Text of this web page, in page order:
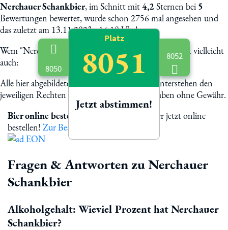
Nerchauer Schankbier, im Schnitt mit4,2Sternen bei 5
Bewertungen bewertet, wurde schon 2756 mal angesehen und
das zuletzt am 13.11.2023 - 16:10 Uhr!
Wem "Nerchauer Schankbier" schmeckt, dem schmeckt vielleicht
auch:
Alle hier abgebildete Biermarken und Logos unterstehen den
jeweiligen Rechten der Eigentümer. Alle Angaben ohne Gewähr.
8050
Platz
8051
Jetzt abstimmen!
8052
Bier online bestellen
Nerchauer Schankbier jetzt online
bestellen! Zur Bestellung
Fragen & Antworten zu Nerchauer
Schankbier
Alkoholgehalt: Wieviel Prozent hat Nerchauer
Schankbier?